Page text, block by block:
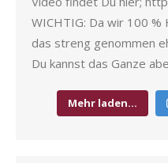
Mehr laden…